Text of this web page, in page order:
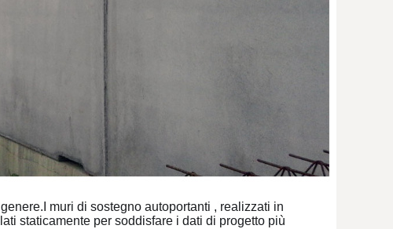
muri di sostegno autoportanti , realizzati in
staticamente per soddisfare i dati di progetto più